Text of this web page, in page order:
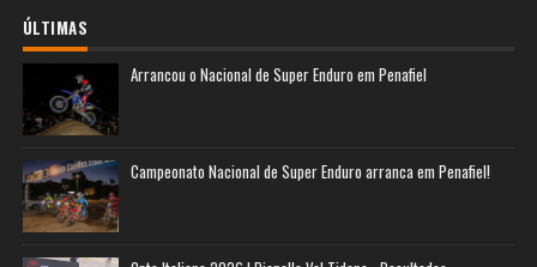
ÚLTIMAS
Arrancou o Nacional de Super Enduro em Penafiel
Campeonato Nacional de Super Enduro arranca em Penafiel!